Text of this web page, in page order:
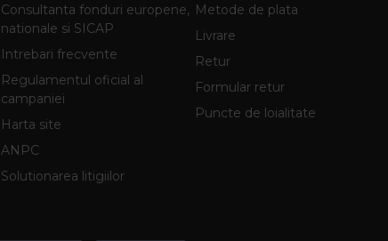
Consultanta fonduri europene,
nationale si SICAP
Intrebari frecvente
Regulamentul oficial al
campaniei
Harta site
ANPC
Solutionarea litigiilor
Metode de plata
Livrare
Retur
Formular retur
Puncte de loialitate